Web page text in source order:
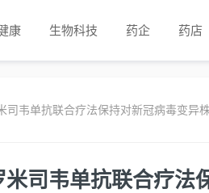
康 生物科技 药企 药店
司韦单抗联合疗法保持对新冠病毒变异
司韦单抗联合疗法